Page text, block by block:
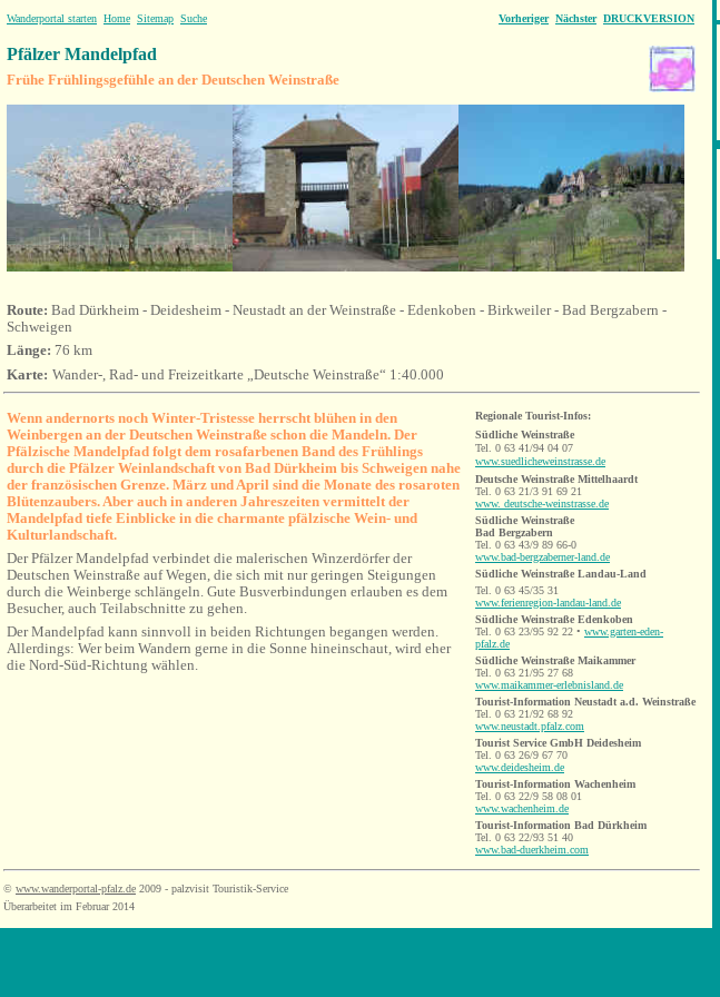
Wanderportal starten Home Sitemap Suche Vorheriger Nächster DRUCKVERSION
Pfälzer Mandelpfad
Frühe Frühlingsgefühle an der Deutschen Weinstraße
Route: Bad Dürkheim - Deidesheim - Neustadt an der Weinstraße - Edenkoben - Birkweiler - Bad Bergzabern -
Schweigen
Länge: 76 km
Karte: Wander-, Rad- und Freizeitkarte „Deutsche Weinstraße“ 1:40.000
Wenn andernorts noch Winter-Tristesse herrscht blühen in den
Weinbergen an der Deutschen Weinstraße schon die Mandeln. Der
Pfälzische Mandelpfad folgt dem rosafarbenen Band des Frühlings
durch die Pfälzer Weinlandschaft von Bad Dürkheim bis Schweigen nahe
der französischen Grenze. März und April sind die Monate des rosaroten
Blütenzaubers. Aber auch in anderen Jahreszeiten vermittelt der
Mandelpfad tiefe Einblicke in die charmante pfälzische Wein- und
Kulturlandschaft.
Der Pfälzer Mandelpfad verbindet die malerischen Winzerdörfer der
Deutschen Weinstraße auf Wegen, die sich mit nur geringen Steigungen
durch die Weinberge schlängeln. Gute Busverbindungen erlauben es dem
Besucher, auch Teilabschnitte zu gehen.
Der Mandelpfad kann sinnvoll in beiden Richtungen begangen werden.
Allerdings: Wer beim Wandern gerne in die Sonne hineinschaut, wird eher
die Nord-Süd-Richtung wählen.
Regionale Tourist-Infos:
Südliche Weinstraße
Tel. 0 63 41/94 04 07
www.suedlicheweinstrasse.de
Deutsche Weinstraße Mittelhaardt
Tel. 0 63 21/3 91 69 21
www. deutsche-weinstrasse.de
Südliche Weinstraße
Bad Bergzabern
Tel. 0 63 43/9 89 66-0
www.bad-bergzaberner-land.de
Südliche Weinstraße Landau-Land
Tel. 0 63 45/35 31
www.ferienregion-landau-land.de
Südliche Weinstraße Edenkoben
Tel. 0 63 23/95 92 22 • www.garten-eden-
pfalz.de
Südliche Weinstraße Maikammer
Tel. 0 63 21/95 27 68
www.maikammer-erlebnisland.de
Tourist-Information Neustadt a.d. Weinstraße
Tel. 0 63 21/92 68 92
www.neustadt.pfalz.com
Tourist Service GmbH Deidesheim
Tel. 0 63 26/9 67 70
www.deidesheim.de
Tourist-Information Wachenheim
Tel. 0 63 22/9 58 08 01
www.wachenheim.de
Tourist-Information Bad Dürkheim
Tel. 0 63 22/93 51 40
www.bad-duerkheim.com
© www.wanderportal-pfalz.de 2009 - palzvisit Touristik-Service
Überarbeitet im Februar 2014